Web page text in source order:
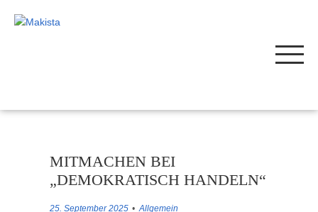
MITMACHEN BEI
„DEMOKRATISCH HANDELN“
25. September 2025 Allgemein